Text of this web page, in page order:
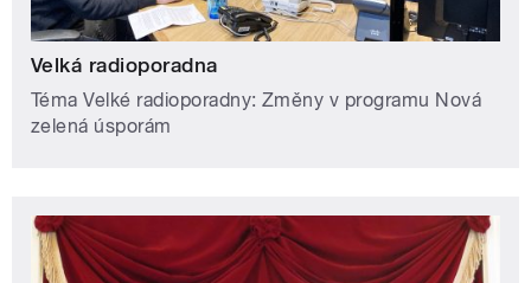
Velká radioporadna
Téma Velké radioporadny: Změny v programu Nová
zelená úsporám